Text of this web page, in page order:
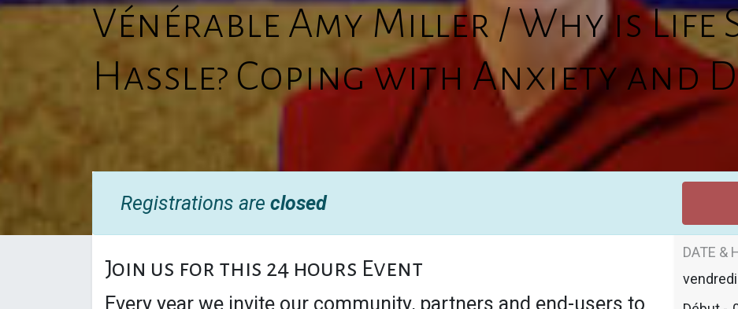
Vénérable Amy Miller / Why is Life
Hassle? Coping with Anxiety and
Registrations are closed
Join us for this 24 hours Event
Every year we invite our community, partners and end-users to
DATE &
vendredi